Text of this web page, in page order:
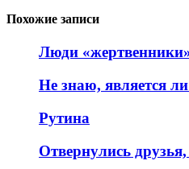
Похожие записи
Люди
Не знаю, является
Рутина
Отвернулись